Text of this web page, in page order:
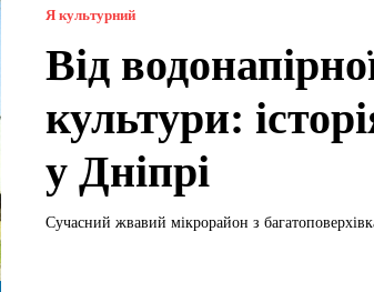
Я культурний
Від
культури:
у Дніпрі
Сучасний жвавий мікрорайон з